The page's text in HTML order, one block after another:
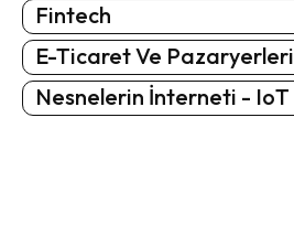
Fintech
E-Ticaret Ve Pazaryerleri
Nesnelerin İnterneti - IoT